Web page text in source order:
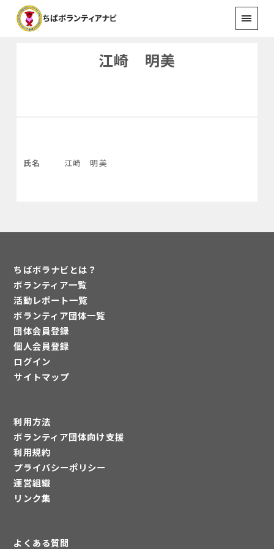
江崎 明美
氏名 江崎 明美
ちばボラナビとは？
ボランティア一覧
活動レポート一覧
ボランティア団体一覧
団体会員登録
個人会員登録
ログイン
サイトマップ
利用方法
ボランティア団体向け支援
利用規約
プライバシーポリシー
運営組織
リンク集
よくある質問